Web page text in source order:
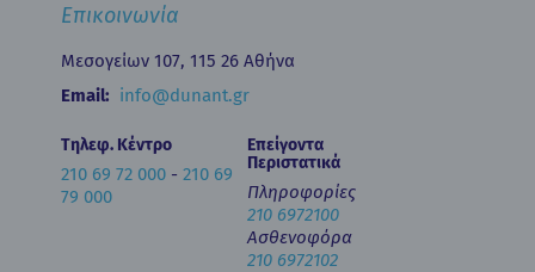
Επικοινωνία
Μεσογείων 107, 115 26 Αθήνα
Email: info@dunant.gr
Τηλεφ. Κέντρο
210 69 72 000 - 210 69
79 000
Επείγοντα
Περιστατικά
Πληροφορίες
210 6972100
Ασθενοφόρα
210 6972102